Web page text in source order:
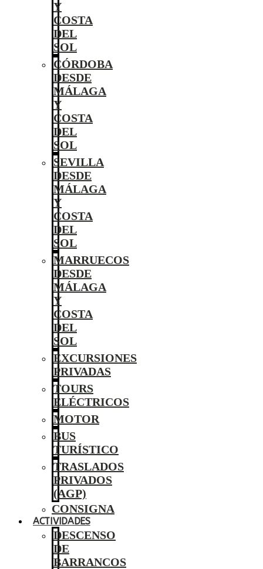
Y
COSTA
DEL
SOL
CÓRDOBA
DESDE
MÁLAGA
Y
COSTA
DEL
SOL
SEVILLA
DESDE
MÁLAGA
Y
COSTA
DEL
SOL
MARRUECOS
DESDE
MÁLAGA
Y
COSTA
DEL
SOL
EXCURSIONES
PRIVADAS
TOURS
ELÉCTRICOS
MOTOR
BUS
TURÍSTICO
TRASLADOS
PRIVADOS
(AGP)
CONSIGNA
ACTIVIDADES
DESCENSO
DE
BARRANCOS